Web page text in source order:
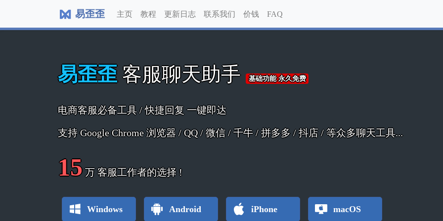
易歪歪 主页 教程 更新日志 联系我们 价钱 FAQ
易歪歪 客服聊天助手 基础功能 永久免费
电商客服必备工具 / 快捷回复 一键即达
支持 Google Chrome 浏览器 / QQ / 微信 / 千牛 / 拼多多 / 抖店 / 等众多聊天工具...
15 万客服工作者的选择 !
Windows Android iPhone macOS